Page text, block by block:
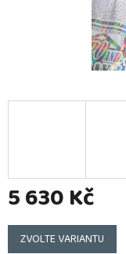
5 630 Kč
Měrná
cena:
ZVOLTE VARIANTU